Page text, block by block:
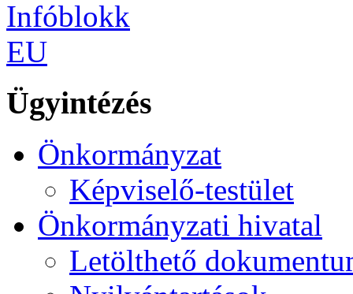
Ügyintézés
Önkormányzat
Képviselő-testület
Önkormányzati hivatal
Letölthető